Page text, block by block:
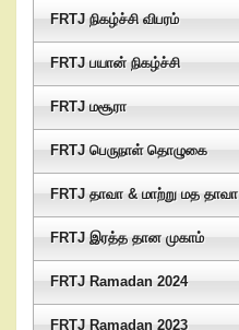
FRTJ நிகழ்ச்சி விபரம்
FRTJ பயான் நிகழ்ச்சி
FRTJ மசூரா
FRTJ பெருநாள் தொழுகை
FRTJ தாவா & மாற்று மத தாவா
FRTJ இரத்த தான முகாம்
FRTJ Ramadan 2024
FRTJ Ramadan 2023